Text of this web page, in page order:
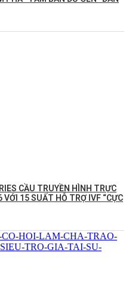
CẦU TRUYỀN HÌNH TRỰC
15 SUẤT HỖ TRỢ IVF “CỰC